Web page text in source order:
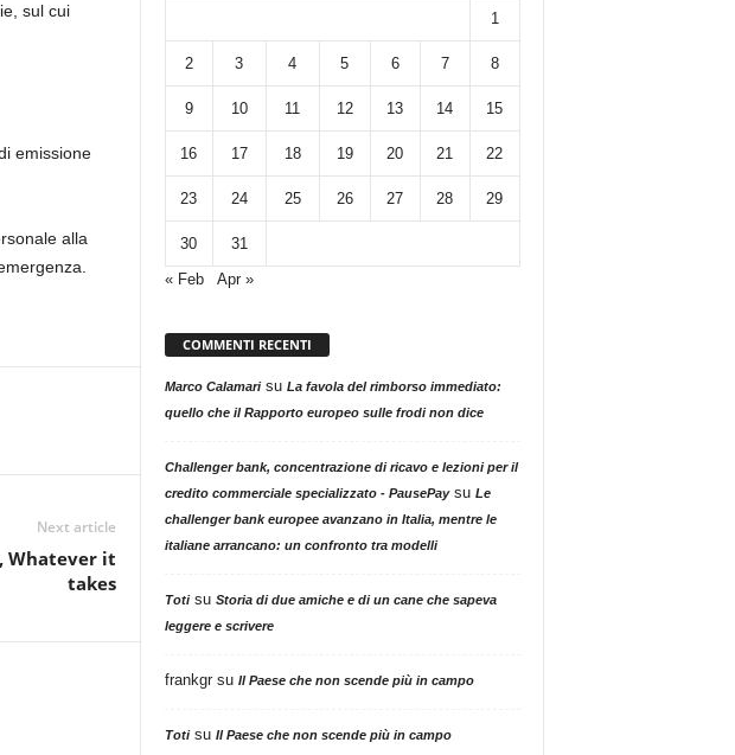
sul cui
emissione
alla
Next article
Whatever it
takes
1
2 3 4 5 6 7 8
9 10 11 12 13 14 15
16 17 18 19 20 21 22
23 24 25 26 27 28 29
30
31
« Feb
Apr »
COMMENTI RECENTI
Marco Calamarisu La favola del rimborso immediato:
quello che il Rapporto europeo sulle frodi non dice
Challenger bank, concentrazione di ricavo e lezioni per il
credito commerciale specializzato - PausePaysu Le
challenger bank europee avanzano in Italia, mentre le
italiane arrancano: un confronto tra modelli
Totisu Storia di due amiche e di un cane che sapeva
leggere e scrivere
frankgrsu Il Paese che non scende più in campo
Totisu Il Paese che non scende più in campo